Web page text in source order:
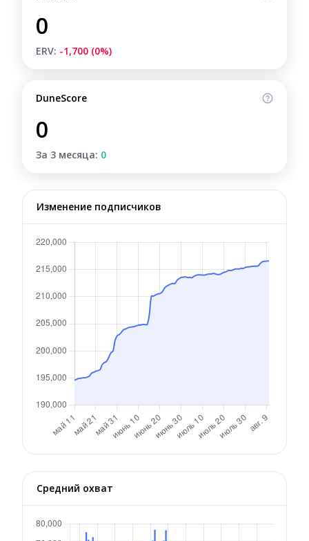
0
ERV: -1,700 (0%)
DuneScore
0
За 3 месяца: 0
Изменение подписчиков
Средний охват